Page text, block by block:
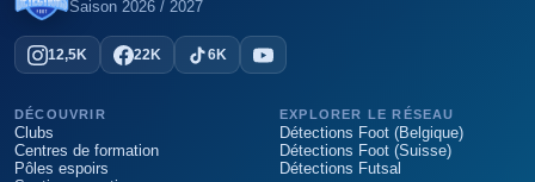
Saison 2026 / 2027
12,5K 22K 6K
DÉCOUVRIR
Clubs
Centres de formation
Pôles espoirs
EXPLORER LE RÉSEAU
Détections Foot (Belgique)
Détections Foot (Suisse)
Détections Futsal